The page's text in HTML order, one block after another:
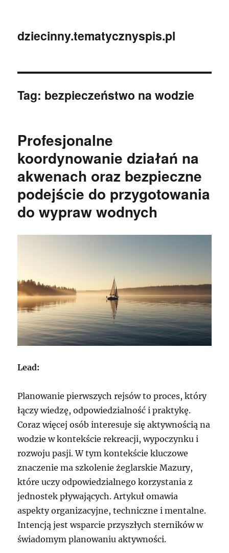
dziecinny.tematycznyspis.pl
Tag: bezpieczeństwo na wodzie
Profesjonalne
koordynowanie działań na
akwenach oraz bezpieczne
podejście do przygotowania
do wypraw wodnych
Lead:
Planowanie pierwszych rejsów to proces, który
łączy wiedzę, odpowiedzialność i praktykę.
Coraz więcej osób interesuje się aktywnością na
wodzie w kontekście rekreacji, wypoczynku i
rozwoju pasji. W tym kontekście kluczowe
znaczenie ma szkolenie żeglarskie Mazury,
które uczy odpowiedzialnego korzystania z
jednostek pływających. Artykuł omawia
aspekty organizacyjne, techniczne i mentalne.
Intencją jest wsparcie przyszłych sterników w
świadomym planowaniu aktywności.